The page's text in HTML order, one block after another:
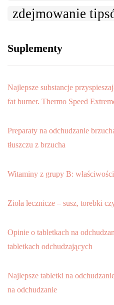
zdejmowanie
Suplementy
Najlepsze substancje
fat burner. Thermo Speed
Preparaty na odchudzanie
tłuszczu z brzucha
Witaminy z grupy B:
Zioła lecznicze – susz, torebki
Opinie o tabletkach na
tabletkach odchudzających
Najlepsze tabletki na
na odchudzanie